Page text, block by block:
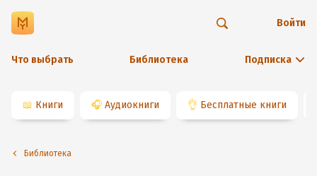
Что выбрать Библиотека Подписка
Войти
📖 Книги 🎧 Аудиокниги 👌 Бесплатные книги
Библиотека